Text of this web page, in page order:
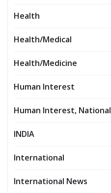
Health
Health/Medical
Health/Medicine
Human Interest
Human Interest, National
INDIA
International
International News